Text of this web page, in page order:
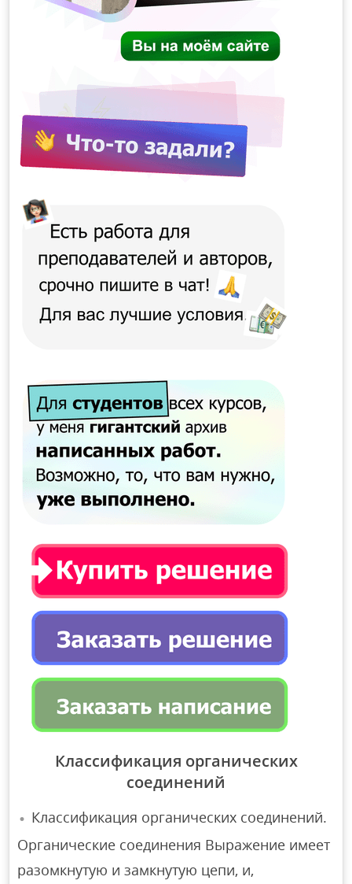
Классификация органических
соединений
Классификация органических соединений.
Органические соединения Выражение имеет
разомкнутую и замкнутую цепи, и,